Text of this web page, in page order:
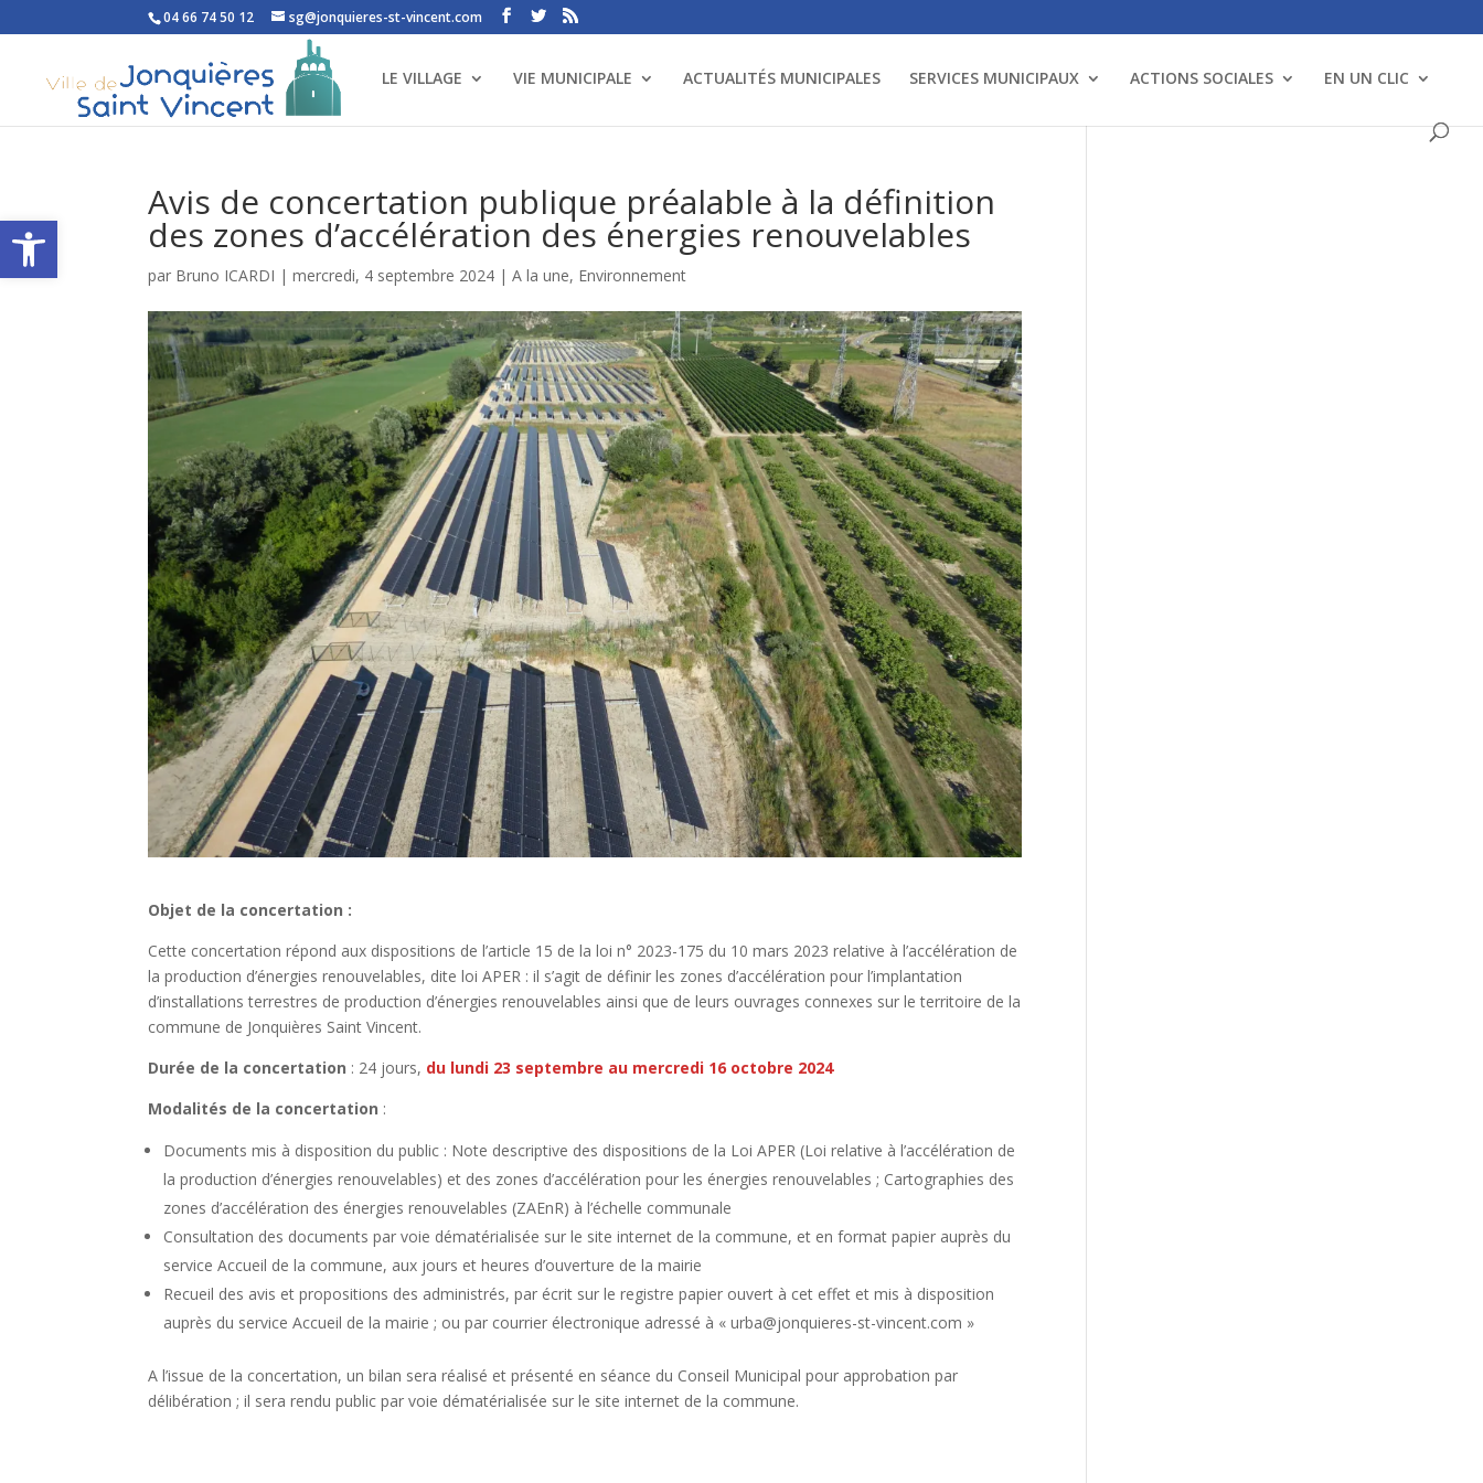
Ouvrir la barre d’outils
04 66 74 50 12 sg@jonquieres-st-vincent.com
LE VILLAGE VIE MUNICIPALE ACTUALITÉS MUNICIPALES SERVICES MUNICIPAUX ACTIONS SOCIALES EN UN CLIC
Avis de concertation publique préalable à la définition
des zones d’accélération des énergies renouvelables
par Bruno ICARDI |mercredi, 4 septembre 2024 |A la une, Environnement
Objet de la concertation :
Cette concertation répond aux dispositions de l’article 15 de la loi n° 2023-175 du 10 mars 2023 relative à l’accélération de
la production d’énergies renouvelables, dite loi APER : il s’agit de définir les zones d’accélération pour l’implantation
d’installations terrestres de production d’énergies renouvelables ainsi que de leurs ouvrages connexes sur le territoire de la
commune de Jonquières Saint Vincent.
Durée de la concertation : 24 jours, du lundi 23 septembre au mercredi 16 octobre 2024
Modalités de la concertation :
Documents mis à disposition du public : Note descriptive des dispositions de la Loi APER (Loi relative à l’accélération de
la production d’énergies renouvelables) et des zones d’accélération pour les énergies renouvelables ; Cartographies des
zones d’accélération des énergies renouvelables (ZAEnR) à l’échelle communale
Consultation des documents par voie dématérialisée sur le site internet de la commune, et en format papier auprès du
service Accueil de la commune, aux jours et heures d’ouverture de la mairie
Recueil des avis et propositions des administrés, par écrit sur le registre papier ouvert à cet effet et mis à disposition
auprès du service Accueil de la mairie ; ou par courrier électronique adressé à « urba@jonquieres-st-vincent.com »
A l’issue de la concertation, un bilan sera réalisé et présenté en séance du Conseil Municipal pour approbation par
délibération ; il sera rendu public par voie dématérialisée sur le site internet de la commune.